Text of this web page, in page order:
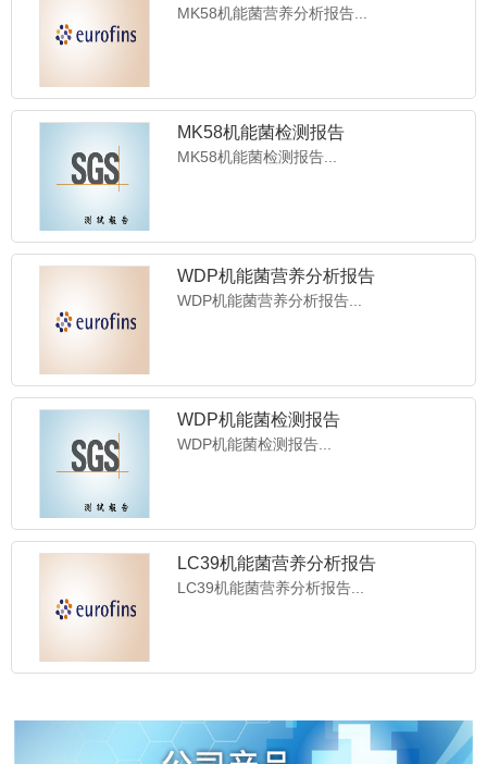
MK58机能菌营养分析报告...
MK58机能菌检测报告
MK58机能菌检测报告...
WDP机能菌营养分析报告
WDP机能菌营养分析报告...
WDP机能菌检测报告
WDP机能菌检测报告...
LC39机能菌营养分析报告
LC39机能菌营养分析报告...
香港亚韩国际医疗机构涉外托管......
SAKAI干细胞治疗...